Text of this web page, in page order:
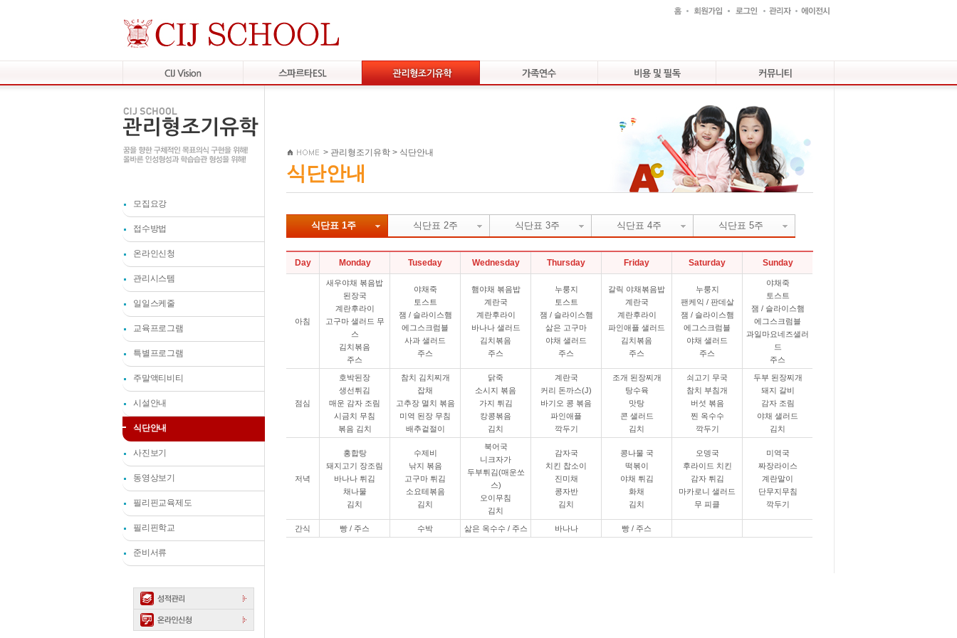
모집요강
접수방법
온라인신청
관리시스템
일일스케줄
교육프로그램
특별프로그램
주말액티비티
시설안내
식단안내
사진보기
동영상보기
필리핀교육제도
필리핀학교
준비서류
식단안내
> 관리형조기유학 > 식단안내
식단표 1주 식단표 2주 식단표 3주 식단표 4주 식단표 5주
Day Monday Tuseday Wednesday Thursday Friday Saturday Sunday
아침
새우야채 볶음밥
된장국
계란후라이
고구마 샐러드 무
스
김치볶음
주스
야채죽
토스트
잼 / 슬라이스햄
에그스크럼블
사과 샐러드
주스
햄야채 볶음밥
계란국
계란후라이
바나나 샐러드
김치볶음
주스
누룽지
토스트
잼 / 슬라이스햄
삶은 고구마
야채 샐러드
주스
갈릭 야채볶음밥
계란국
계란후라이
파인애플 샐러드
김치볶음
주스
누룽지
팬케익 / 판데살
잼 / 슬라이스햄
에그스크럼블
야채 샐러드
주스
야채죽
토스트
잼 / 슬라이스햄
에그스크럼블
과일마요네즈샐러
드
주스
점심
호박된장
생선튀김
매운 감자 조림
시금치 무침
볶음 김치
참치 김치찌개
잡채
고추장 멸치 볶음
미역 된장 무침
배추겉절이
닭죽
소시지 볶음
가지 튀김
캉콩볶음
김치
계란국
커리 돈까스(J)
바기오 콩 볶음
파인애플
깍두기
조개 된장찌개
탕수육
맛탕
콘 샐러드
김치
쇠고기 무국
참치 부침개
버섯 볶음
찐 옥수수
깍두기
두부 된장찌개
돼지 갈비
감자 조림
야채 샐러드
김치
저녁
홍합탕
돼지고기 장조림
바나나 튀김
채나물
김치
수제비
낚지 볶음
고구마 튀김
소요테볶음
김치
북어국
니크자가
두부튀김(매운쏘
스)
오이무침
김치
감자국
치킨 찹소이
진미채
콩자반
김치
콩나물 국
떡볶이
야채 튀김
화채
김치
오뎅국
후라이드 치킨
감자 튀김
마카로니 샐러드
무 피클
미역국
짜장라이스
계란말이
단무지무침
깍두기
간식 빵 / 주스 수박 삶은 옥수수 / 주스 바나나 빵 / 주스